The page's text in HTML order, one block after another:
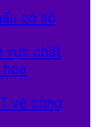
có số
vực chất
hóa
về công